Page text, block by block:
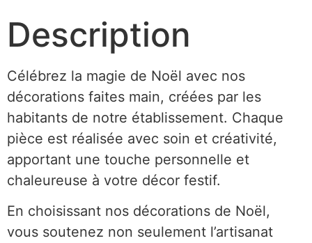
Description
Célébrez la magie de Noël avec nos
décorations faites main, créées par les
habitants de notre établissement. Chaque
pièce est réalisée avec soin et créativité,
apportant une touche personnelle et
chaleureuse à votre décor festif.
En choisissant nos décorations de Noël,
vous soutenez non seulement l’artisanat